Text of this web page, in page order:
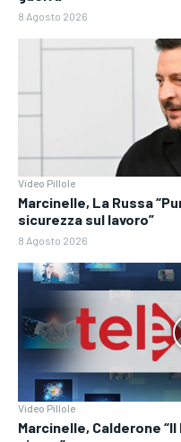
8 Agosto 2026
Video Pillole
Marcinelle, La Russa
sicurezza sul lavoro”
8 Agosto 2026
Video Pillole
Marcinelle, Calderone